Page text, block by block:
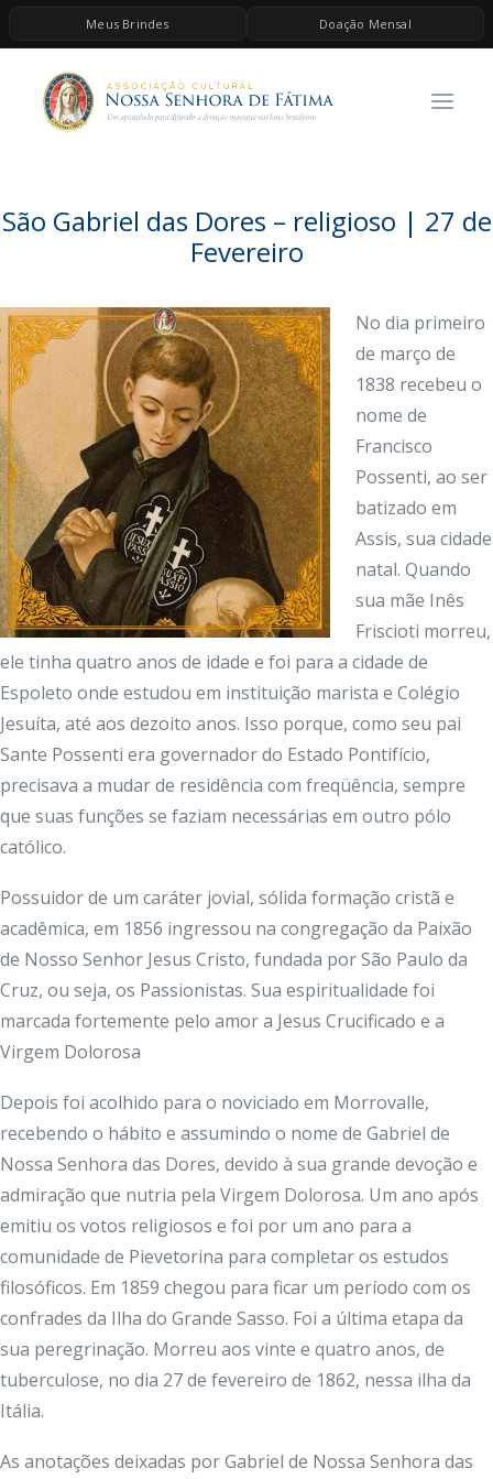
Meus Brindes Doação Mensal
HOME
A ASSOCIAÇÃO
AS MELHORES MÚSICAS CATÓLICAS
QUERO DOAR
São Gabriel das Dores – religioso | 27 de
Fevereiro
No dia primeiro
de março de
1838 recebeu o
nome de
Francisco
Possenti, ao ser
batizado em
Assis, sua cidade
natal. Quando
sua mãe Inês
Friscioti morreu,
ele tinha quatro anos de idade e foi para a cidade de
Espoleto onde estudou em instituição marista e Colégio
Jesuíta, até aos dezoito anos. Isso porque, como seu pai
Sante Possenti era governador do Estado Pontifício,
precisava a mudar de residência com freqüência, sempre
que suas funções se faziam necessárias em outro pólo
católico.
Possuidor de um caráter jovial, sólida formação cristã e
acadêmica, em 1856 ingressou na congregação da Paixão
de Nosso Senhor Jesus Cristo, fundada por São Paulo da
Cruz, ou seja, os Passionistas. Sua espiritualidade foi
marcada fortemente pelo amor a Jesus Crucificado e a
Virgem Dolorosa
Depois foi acolhido para o noviciado em Morrovalle,
recebendo o hábito e assumindo o nome de Gabriel de
Nossa Senhora das Dores, devido à sua grande devoção e
admiração que nutria pela Virgem Dolorosa. Um ano após
emitiu os votos religiosos e foi por um ano para a
comunidade de Pievetorina para completar os estudos
filosóficos. Em 1859 chegou para ficar um período com os
confrades da Ilha do Grande Sasso. Foi a última etapa da
sua peregrinação. Morreu aos vinte e quatro anos, de
tuberculose, no dia 27 de fevereiro de 1862, nessa ilha da
Itália.
As anotações deixadas por Gabriel de Nossa Senhora das